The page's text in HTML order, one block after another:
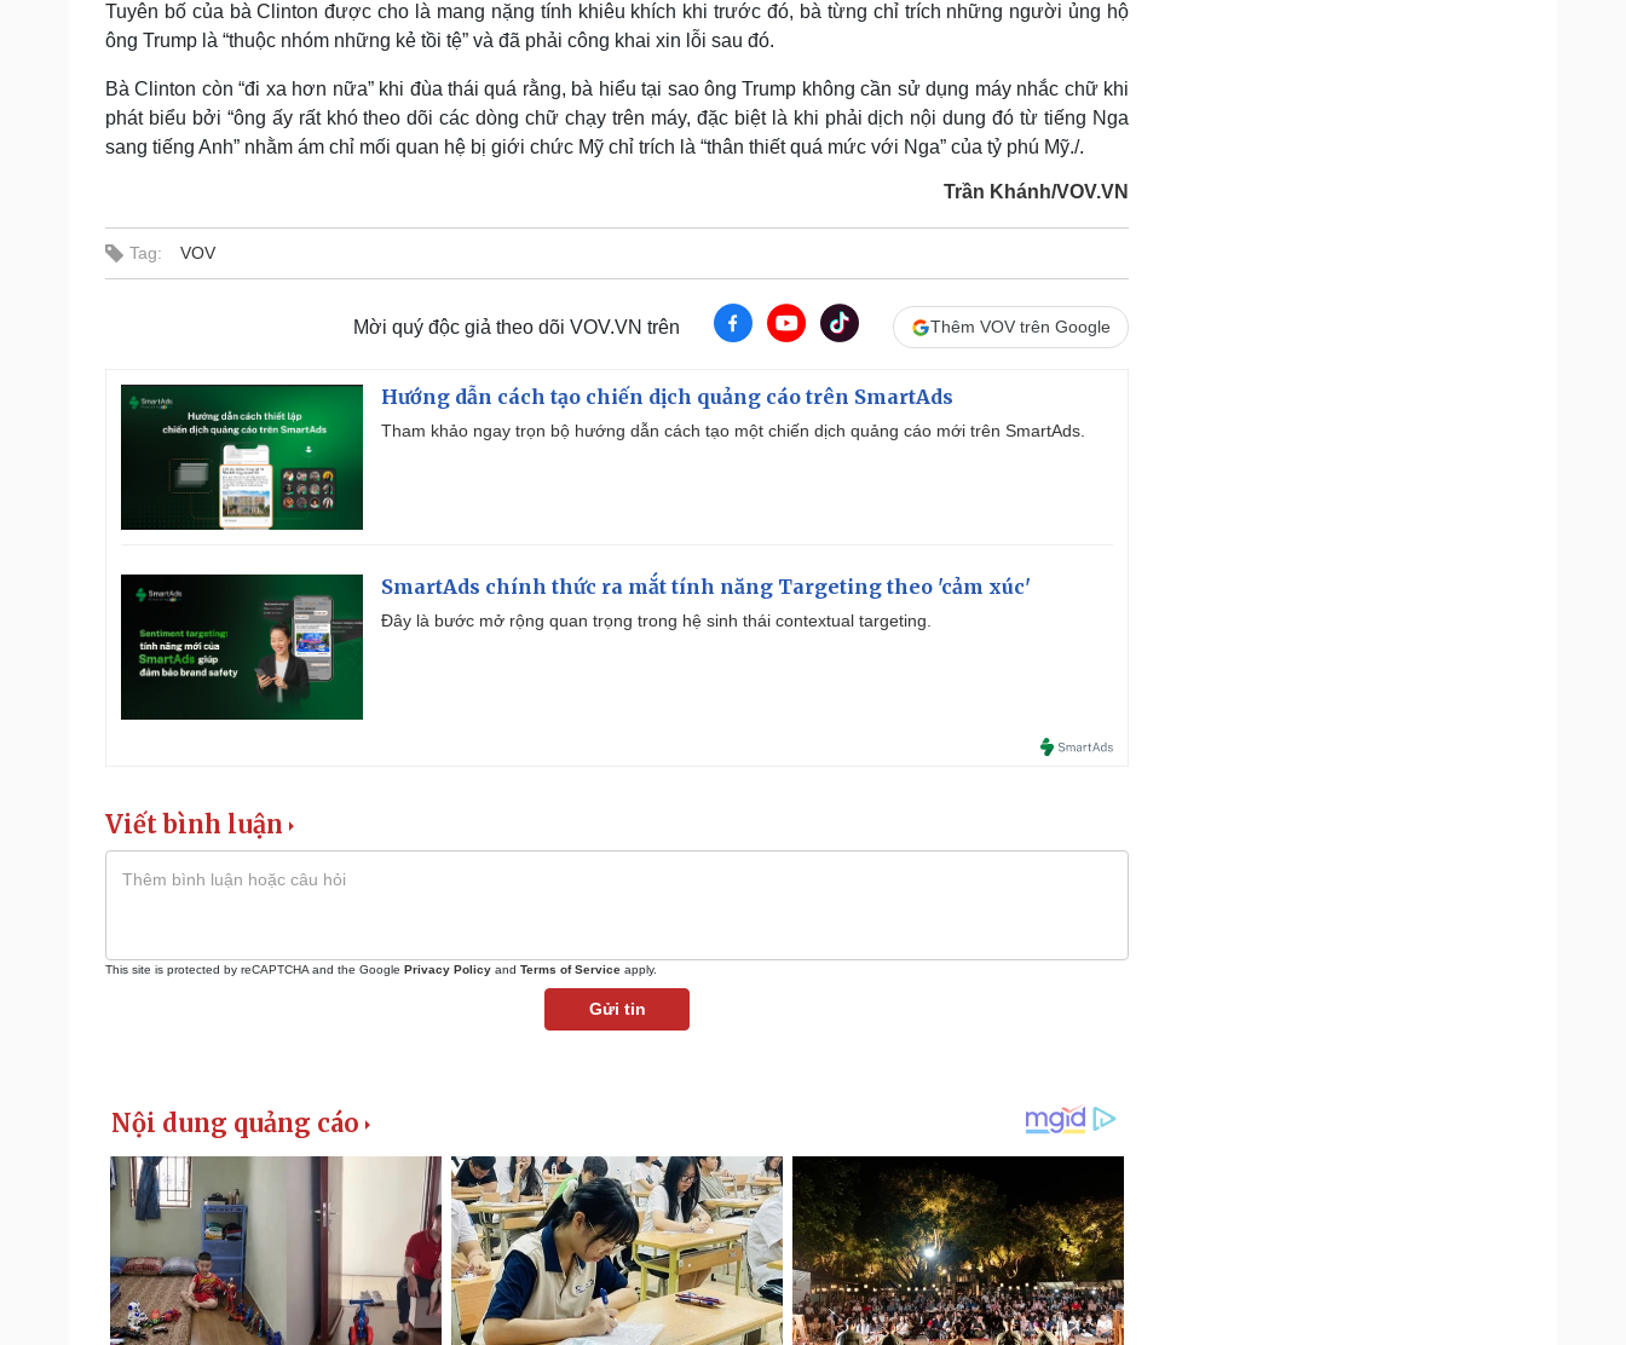
Tuyên bố của bà Clinton được cho là mang nặng tính khiêu khích khi trước đó, bà từng chỉ trích những người ủng hộ
ông Trump là “thuộc nhóm những kẻ tồi tệ” và đã phải công khai xin lỗi sau đó.
Bà Clinton còn “đi xa hơn nữa” khi đùa thái quá rằng, bà hiểu tại sao ông Trump không cần sử dụng máy nhắc chữ khi
phát biểu bởi “ông ấy rất khó theo dõi các dòng chữ chạy trên máy, đặc biệt là khi phải dịch nội dung đó từ tiếng Nga
sang tiếng Anh” nhằm ám chỉ mối quan hệ bị giới chức Mỹ chỉ trích là “thân thiết quá mức với Nga” của tỷ phú Mỹ./.
Trần Khánh/VOV.VN
Tag: VOV
Mời quý độc giả theo dõi VOV.VN trên Thêm VOV trên Google
Hướng dẫn cách tạo chiến dịch quảng cáo trên SmartAds
Tham khảo ngay trọn bộ hướng dẫn cách tạo một chiến dịch quảng cáo mới trên SmartAds.
SmartAds chính thức ra mắt tính năng Targeting theo 'cảm xúc'
Đây là bước mở rộng quan trọng trong hệ sinh thái contextual targeting.
Viết bình luận
This site is protected by reCAPTCHA and the Google Privacy Policy and Terms of Service apply.
Gửi tin